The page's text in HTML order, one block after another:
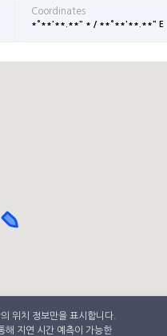
Coordinates
*°**'**.**" * / **°**'**.**" E
위치 정보만을 표시합니다.
해 지연 시간 예측이 가능한